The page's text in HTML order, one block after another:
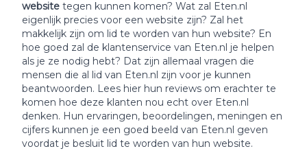
website tegen kunnen komen? Wat zal Eten.nl
eigenlijk precies voor een website zijn? Zal het
makkelijk zijn om lid te worden van hun website? En
hoe goed zal de klantenservice van Eten.nl je helpen
als je ze nodig hebt? Dat zijn allemaal vragen die
mensen die al lid van Eten.nl zijn voor je kunnen
beantwoorden. Lees hier hun reviews om erachter te
komen hoe deze klanten nou echt over Eten.nl
denken. Hun ervaringen, beoordelingen, meningen en
cijfers kunnen je een goed beeld van Eten.nl geven
voordat je besluit lid te worden van hun website.